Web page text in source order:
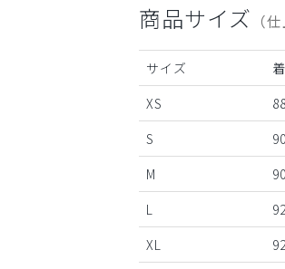
商品サイズ （
サイズ
XS
S
M
L
XL